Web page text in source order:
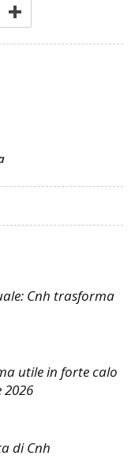
Cnh trasforma
utile in forte calo
di Cnh